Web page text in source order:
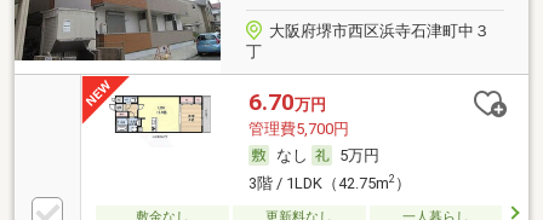
大阪府堺市西区浜寺石津町中３
丁
6.70万円
管理費5,700円
なし
5万円
3階 / 1LDK（42.75m2）
敷金なし 更新料なし
一人暮らし